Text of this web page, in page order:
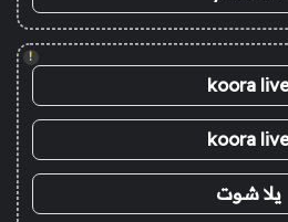
!
koora
koora
يلا شوت